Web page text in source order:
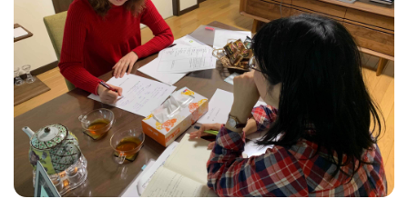
和食 わんぱく 福島ローカルグル
温泉 体験
フィットネス・や
せたい
鍼灸・整体・リラ
クゼーション
まつ毛サロン
インテリア 食品・酒 生活を彩るモノ
趣味・スキルアッ
プ
保育園・こども園 子どもの習い事・